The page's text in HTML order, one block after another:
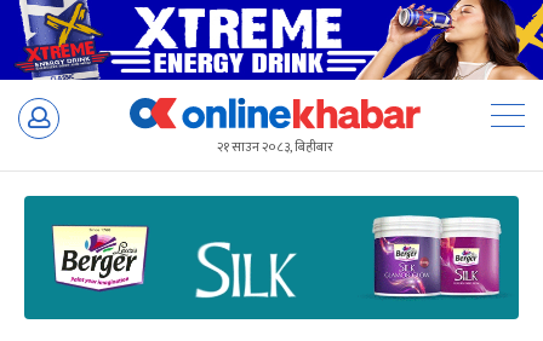
Skip
२१ साउन २०८३, बिहीबार